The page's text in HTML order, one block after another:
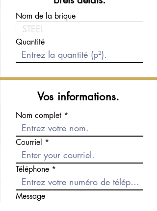
Nom de la brique
Quantité
Vos informations.
Nom complet
Courriel
Téléphone
Message